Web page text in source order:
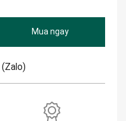
Mua ngay
(Zalo)